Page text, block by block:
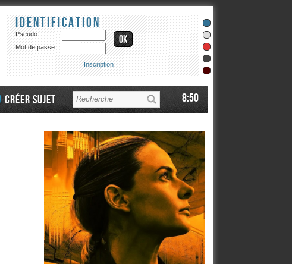
Identification
Pseudo
Mot de passe
Inscription
Créer sujet 8:50